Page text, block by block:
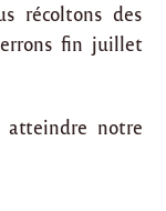
récoltons des
fin juillet
notre